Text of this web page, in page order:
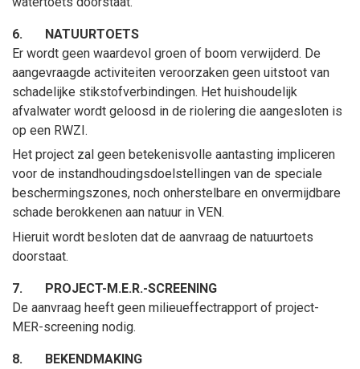
6.
NATUURTOETS
Er wordt geen waardevol groen of boom verwijderd. De
aangevraagde activiteiten veroorzaken geen uitstoot van
schadelijke stikstofverbindingen. Het huishoudelijk
afvalwater wordt geloosd in de riolering die aangesloten is
op een RWZI.
Het project zal geen betekenisvolle aantasting impliceren
voor de instandhoudingsdoelstellingen van de speciale
beschermingszones, noch onherstelbare en onvermijdbare
schade berokkenen aan natuur in VEN.
Hieruit wordt besloten dat de aanvraag de natuurtoets
doorstaat.
7.
PROJECT-M.E.R.-SCREENING
De aanvraag heeft geen milieueffectrapport of project-
MER-screening nodig.
8.
BEKENDMAKING